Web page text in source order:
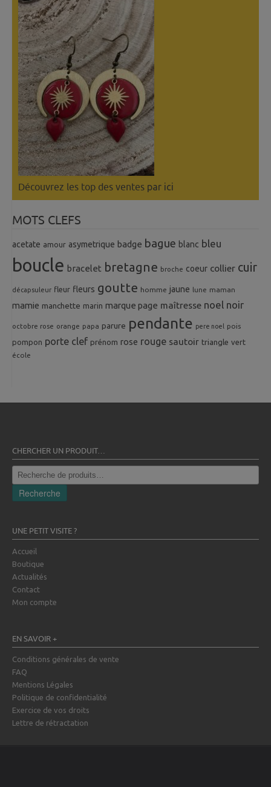
Découvrez les top des ventes par ici
MOTS CLEFS
acetate amour asymetrique badge bague blanc bleu
boucle bracelet bretagne broche coeur collier cuir
décapsuleur fleur fleurs goutte homme jaune lune maman
mamie manchette marin marque page maîtresse noel noir
octobre rose orange papa parure pendante pere noel pois
pompon porte clef prénom rose rouge sautoir triangle vert
école
CHERCHER UN PRODUIT…
Recherche
pour :
Recherche
UNE PETIT VISITE ?
Accueil
Boutique
Actualités
Contact
Mon compte
EN SAVOIR +
Conditions générales de vente
FAQ
Mentions Légales
Politique de confidentialité
Exercice de vos droits
Lettre de rétractation